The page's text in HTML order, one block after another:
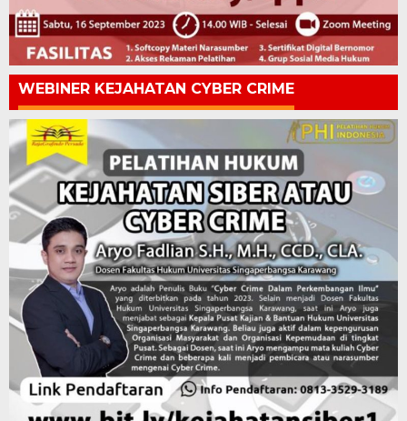
WEBINER KEJAHATAN CYBER CRIME